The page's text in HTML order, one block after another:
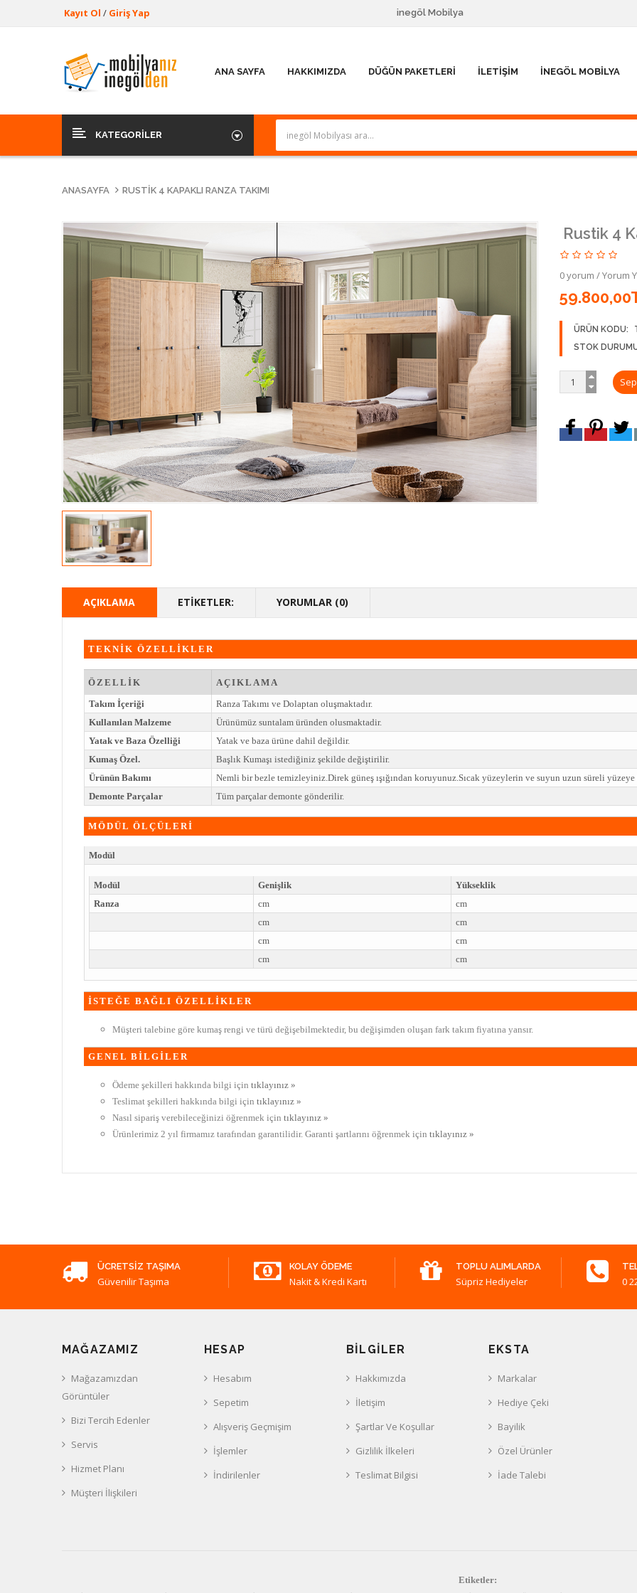
inegöl Mobilya
Kayıt Ol / Giriş Yap
ANA SAYFA HAKKIMIZDA DÜĞÜN PAKETLERI İLETIŞIM İNEGÖL MOBILYA
KATEGORILER
ANASAYFA RUSTIK 4 KAPAKLI RANZA TAKIMI
Rustik 4
0 yorum /Yorum
ÜRÜN KODU:
STOK
AÇIKLAMA ETIKETLER: YORUMLAR (0)
TEKNİK ÖZELLİKLER
ÖZELLİK
AÇIKLAMA
Takım İçeriği
Ranza Takımı ve Dolaptan oluşmaktadır.
Kullanılan Malzeme
Ürünümüz suntalam üründen olusmaktadir.
Yatak ve Baza Özelliği
Yatak ve baza ürüne dahil değildir.
Kumaş Özel.
Başlık Kumaşı istediğiniz şekilde değiştirilir.
Ürünün Bakımı
Nemli bir bezle temizleyiniz.Direk güneş ışığından koruyunuz.Sıcak yüzeylerin ve suyun uzun süreli yüzeye
Demonte Parçalar
Tüm parçalar demonte gönderilir.
MÖDÜL ÖLÇÜLERİ
Modül
Modül Genişlik Yükseklik
Ranza
cm cm
cm
cm
cm
cm
cm
cm
İSTEĞE BAĞLI ÖZELLİKLER
Müşteri talebine göre kumaş rengi ve türü değişebilmektedir, bu değişimden oluşan fark takım fiyatına yansır.
GENEL BİLGİLER
Ödeme şekilleri hakkında bilgi için tıklayınız »
Teslimat şekilleri hakkında bilgi için tıklayınız »
Nasıl sipariş verebileceğinizi öğrenmek için tıklayınız »
Ürünlerimiz 2 yıl firmamız tarafından garantilidir. Garanti şartlarını öğrenmek için tıklayınız »
ÜCRETSIZ TAŞIMA
Güvenilir Taşıma
KOLAY ÖDEME
Nakit & Kredi Kartı
TOPLU ALIMLARDA
Süpriz Hediyeler 0
MAĞAZAMIZ
Mağazamızdan
Görüntüler
Bizi Tercih Edenler
Servis
Hizmet Planı
Müşteri İlişkileri
HESAP
Hesabım
Sepetim
Alışveriş Geçmişim
İşlemler
İndirilenler
BILGILER
Hakkımızda
İletişim
Şartlar Ve Koşullar
Gizlilik İlkeleri
Teslimat Bilgisi
EKSTA
Markalar
Hediye Çeki
Bayilik
Özel Ürünler
İade Talebi
Etiketler: